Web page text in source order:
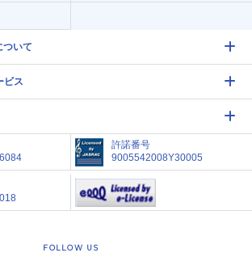
ついて
ビス
許諾番号
9005542008Y30005
FOLLOW US